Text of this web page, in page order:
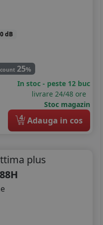
dB
25%
In stoc - peste 12 buc
livrare 24/48 ore
Stoc magazin
4 Adauga in cos
plus